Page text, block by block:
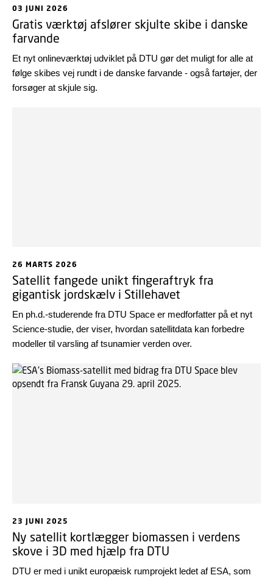
03 JUNI 2026
Gratis værktøj afslører skjulte skibe i danske
farvande
Et nyt onlineværktøj udviklet på DTU gør det muligt for alle at
følge skibes vej rundt i de danske farvande - også fartøjer, der
forsøger at skjule sig.
26 MARTS 2026
Satellit fangede unikt fingeraftryk fra
gigantisk jordskælv i Stillehavet
En ph.d.-studerende fra DTU Space er medforfatter på et nyt
Science-studie, der viser, hvordan satellitdata kan forbedre
modeller til varsling af tsunamier verden over.
23 JUNI 2025
Ny satellit kortlægger biomassen i verdens
skove i 3D med hjælp fra DTU
DTU er med i unikt europæisk rumprojekt ledet af ESA, som